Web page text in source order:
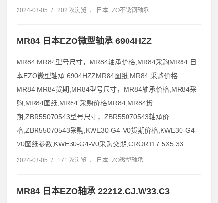
2024-03-05 / 202 次浏览 / 日本EZO不锈钢轴承
MR84 日本EZO微型轴承 6904HZZ
MR84,MR84型号尺寸，MR84轴承价格,MR84采购MR84 日
本EZO微型轴承 6904HZZMR84图纸,MR84 采购价格
MR84,MR84货期,MR84型号尺寸，MR84轴承价格,MR84采
购,MR84图纸,MR84 采购价格MR84,MR84货
期,ZBR55070543型号尺寸，ZBR55070543轴承价
格,ZBR55070543采购,KWE30-G4-V0货期价格,KWE30-G4-
V0图纸参数,KWE30-G4-V0采购交期,CROR117.5X5.33...
2024-03-05 / 171 次浏览 / 日本EZO微型轴承
MR84 日本EZO轴承 22212.CJ.W33.C3